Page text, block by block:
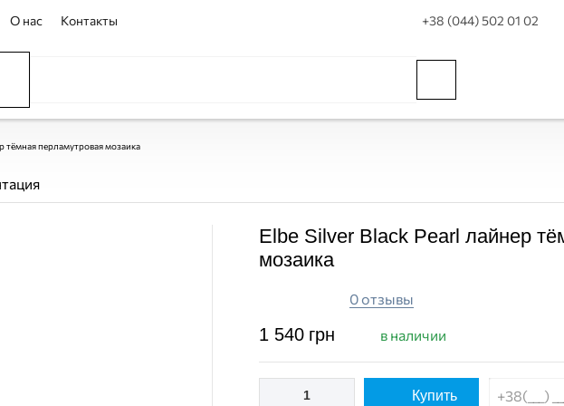
О нас Контакты +38 (044) 502 01 02
тёмная перламутровая мозаика
Elbe Silver Black Pearl лайнер
мозаика
0 отзывы
1 540 грн в наличии
Купить